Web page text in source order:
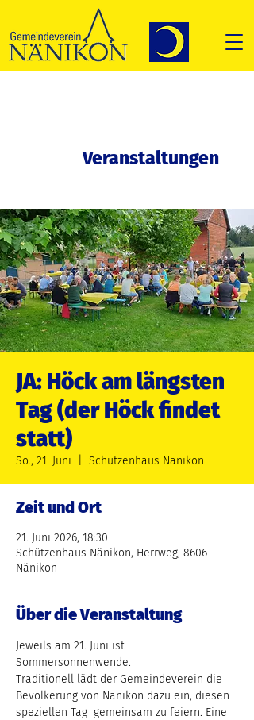
Veranstaltungen
JA: Höck am längsten
Tag (der Höck findet
statt)
So., 21. Juni Schützenhaus Nänikon
Zeit und Ort
21. Juni 2026, 18:30
Schützenhaus Nänikon, Herrweg, 8606
Nänikon
Über die Veranstaltung
Jeweils am 21. Juni ist
Sommersonnenwende.
Traditionell lädt der Gemeindeverein die
Bevölkerung von Nänikon dazu ein, diesen
speziellen Tag  gemeinsam zu feiern. Eine